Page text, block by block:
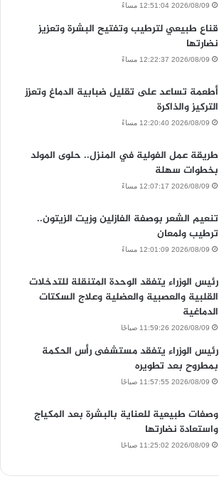
2026/08/09 12:51:04 مساءً
قناع طبيعي لترطيب وتفتيح البشرة وتعزيز
نضارتها
2026/08/09 12:22:37 مساءً
أطعمة تساعد على تقليل ضبابية الدماغ وتعزز
التركيز والذاكرة
2026/08/09 12:20:40 مساءً
طريقة عمل الفولية في المنزل.. حلوى المولد
بخطوات سهلة
2026/08/09 12:07:17 مساءً
تنعيم الشعر بوصفة الفازلين وزيت الزيتون..
ترطيب ولمعان
2026/08/09 12:01:09 مساءً
رئيس الوزراء يتفقد الوحدة المتنقلة للتدخلات
القلبية والعصبية والعضلية وعلاج السكتات
الدماغية
2026/08/09 11:59:26 صباحًا
رئيس الوزراء يتفقد مستشفى رأس الحكمة
بمطروح بعد تطويره
2026/08/09 11:57:55 صباحًا
وصفات طبيعية للعناية بالبشرة بعد المكياج
واستعادة نضارتها
2026/08/09 11:25:02 صباحًا